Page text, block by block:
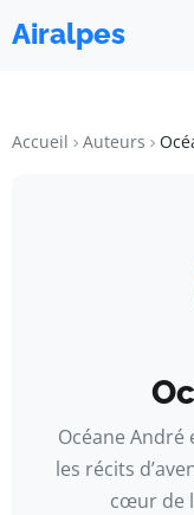
Airalpes
Accueil Auteurs
Océane André
les récits
cœur de